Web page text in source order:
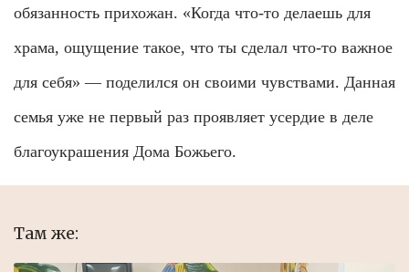
обязанность прихожан. «Когда что-то делаешь для
храма, ощущение такое, что ты сделал что-то важное
для себя» — поделился он своими чувствами. Данная
семья уже не первый раз проявляет усердие в деле
благоукрашения Дома Божьего.
Там же: